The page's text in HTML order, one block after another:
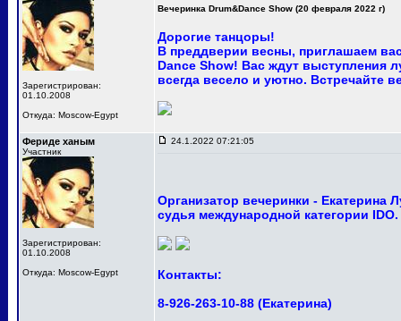
Зарегистрирован:
01.10.2008
Откуда: Moscow-Egypt
Вечеринка Drum&Dance Show (20 февраля 2022 г)
Дорогие танцоры!
В преддверии весны, приглашаем
Dance Show! Вас ждут выступления
всегда весело и уютно. Встречайте
Фериде ханым
Участник
Зарегистрирован:
01.10.2008
Откуда: Moscow-Egypt
24.1.2022 07:21:05
Организатор вечеринки -
судья международной категории
Контакты:
8-926-263-10-88 (Екатерина)